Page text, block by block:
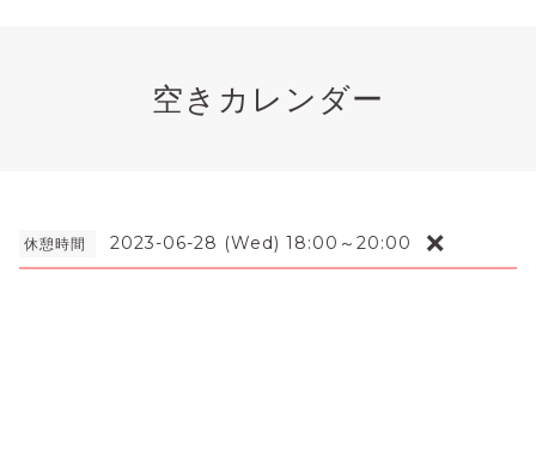
空きカレンダー
休憩時間 2023-06-28 (Wed) 18:00～20:00 ❌